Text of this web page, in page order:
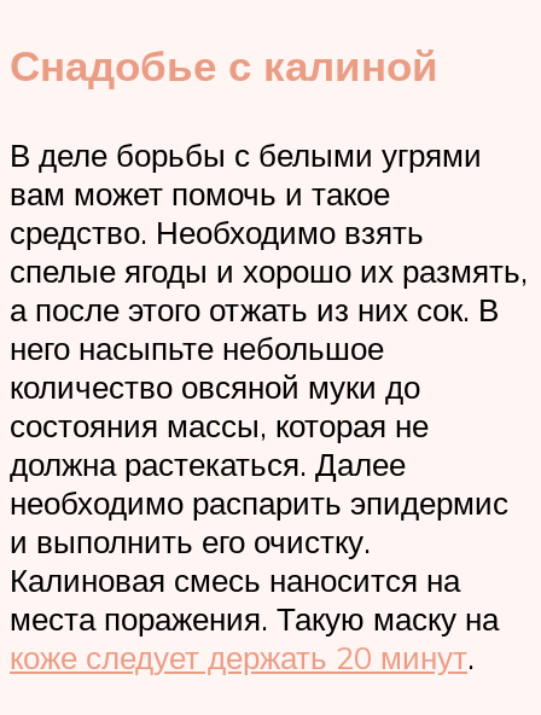
Снадобье с калиной
В деле борьбы с белыми угрями
вам может помочь и такое
средство. Необходимо взять
спелые ягоды и хорошо их размять,
а после этого отжать из них сок. В
него насыпьте небольшое
количество овсяной муки до
состояния массы, которая не
должна растекаться. Далее
необходимо распарить эпидермис
и выполнить его очистку.
Калиновая смесь наносится на
места поражения. Такую маску на
коже следует держать 20 минут.